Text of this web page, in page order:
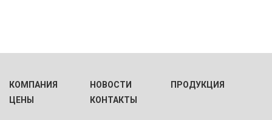
КОМПАНИЯ НОВОСТИ
ПРОДУКЦИЯ
ЦЕНЫ
КОНТАКТЫ